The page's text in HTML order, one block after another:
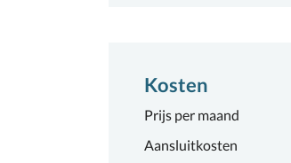
Kosten
Prijs per maand
Aansluitkosten